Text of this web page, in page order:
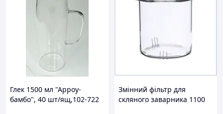
Глек 1500 мл "Арроу-
бамбо", 40 шт/ящ,102-722
Змінний фільтр для
скляного заварника 1100